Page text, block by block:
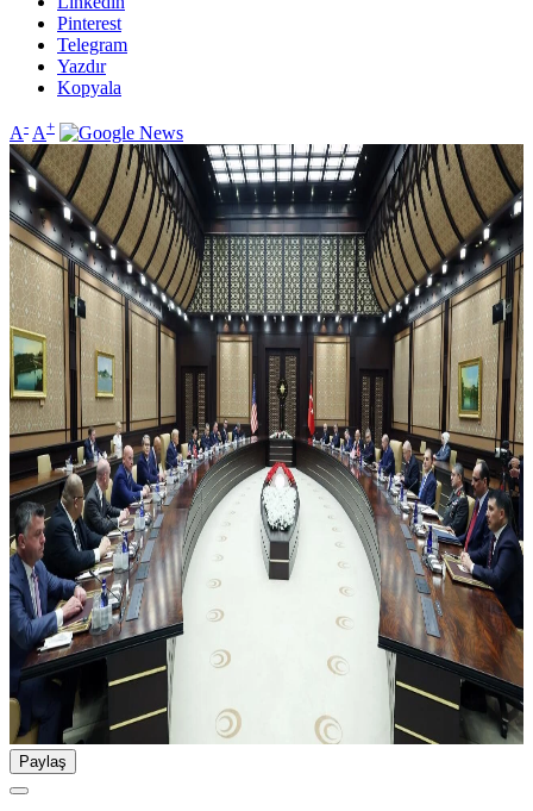
Pinterest
Telegram
Yazdır
Kopyala
A- A+
Paylaş